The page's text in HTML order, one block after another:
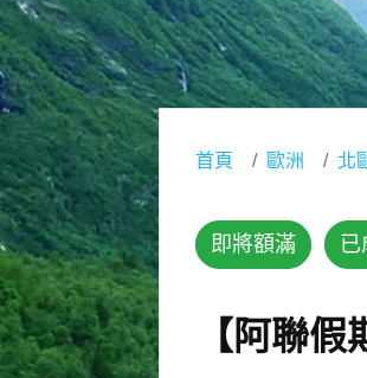
首頁 歐洲 北
即將額滿 已
【阿聯